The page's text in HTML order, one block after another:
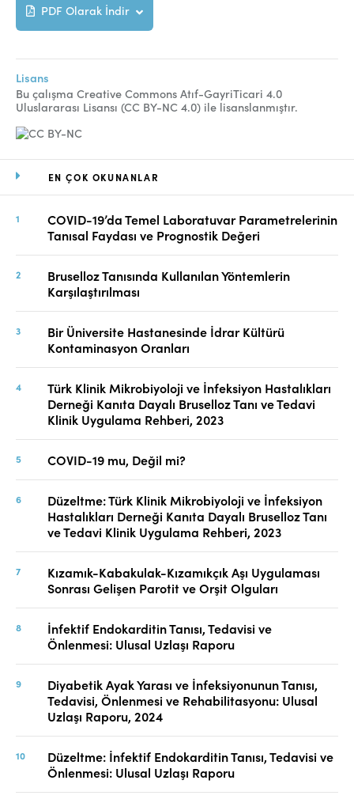
EN ÇOK OKUNANLAR
COVID-19’da Temel Laboratuvar Parametrelerinin
Tanısal Faydası ve Prognostik Değeri
Bruselloz Tanısında Kullanılan Yöntemlerin
Karşılaştırılması
Bir Üniversite Hastanesinde İdrar Kültürü
Kontaminasyon Oranları
Türk Klinik Mikrobiyoloji ve İnfeksiyon Hastalıkları
Derneği Kanıta Dayalı Bruselloz Tanı ve Tedavi
Klinik Uygulama Rehberi, 2023
COVID-19 mu, Değil mi?
Düzeltme: Türk Klinik Mikrobiyoloji ve İnfeksiyon
Hastalıkları Derneği Kanıta Dayalı Bruselloz Tanı
ve Tedavi Klinik Uygulama Rehberi, 2023
Kızamık-Kabakulak-Kızamıkçık Aşı Uygulaması
Sonrası Gelişen Parotit ve Orşit Olguları
İnfektif Endokarditin Tanısı, Tedavisi ve
Önlenmesi: Ulusal Uzlaşı Raporu
Diyabetik Ayak Yarası ve İnfeksiyonunun Tanısı,
Tedavisi, Önlenmesi ve Rehabilitasyonu: Ulusal
Uzlaşı Raporu, 2024
Düzeltme: İnfektif Endokarditin Tanısı, Tedavisi ve
Önlenmesi: Ulusal Uzlaşı Raporu
PDF Olarak İndir
Lisans
Bu çalışma Creative Commons Atıf-GayriTicari 4.0
Uluslararası Lisansı (CC BY-NC 4.0) ile lisanslanmıştır.